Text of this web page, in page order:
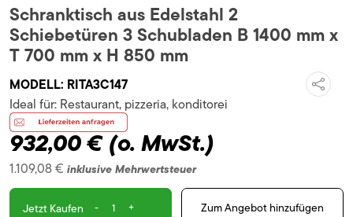
Schranktisch aus Edelstahl 2
Schiebetüren 3 Schubladen B 1400 mm x
T 700 mm x H 850 mm
MODELL: RITA3C147
932,00 €(o. MwSt.)
1.109,08 € inklusive Mehrwertsteuer
Ideal für: Restaurant, pizzeria, konditorei
Jetzt Kaufen - + Zum Angebot hinzufügen